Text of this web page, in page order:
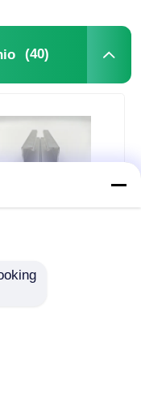
(40)
de plata
para
correderas